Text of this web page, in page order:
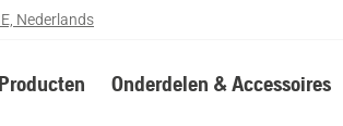
Nederlands
Producten Onderdelen & Accessoires